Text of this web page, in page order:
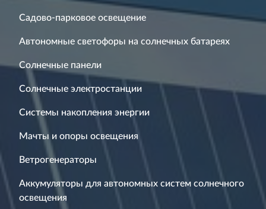
Садово-парковое освещение
Автономные светофоры на солнечных батареях
Солнечные панели
Солнечные электростанции
Системы накопления энергии
Мачты и опоры освещения
Ветрогенераторы
Аккумуляторы для автономных систем солнечного
освещения